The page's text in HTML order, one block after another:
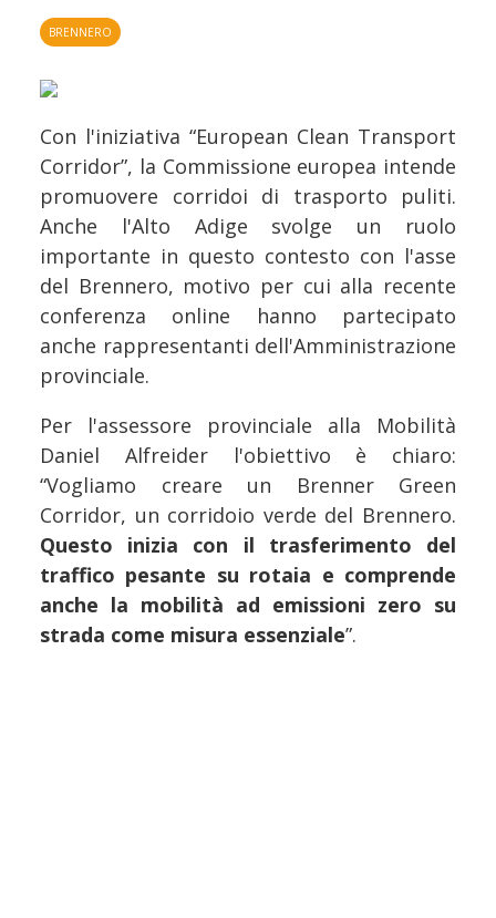
BRENNERO
Con l'iniziativa “European Clean Transport
Corridor”, la Commissione europea intende
promuovere corridoi di trasporto puliti.
Anche l'Alto Adige svolge un ruolo
importante in questo contesto con l'asse
del Brennero, motivo per cui alla recente
conferenza online hanno partecipato
anche rappresentanti dell'Amministrazione
provinciale.
Per l'assessore provinciale alla Mobilità
Daniel Alfreider l'obiettivo è chiaro:
“Vogliamo creare un Brenner Green
Corridor, un corridoio verde del Brennero.
Questo inizia con il trasferimento del
traffico pesante su rotaia e comprende
anche la mobilità ad emissioni zero su
strada come misura essenziale”.